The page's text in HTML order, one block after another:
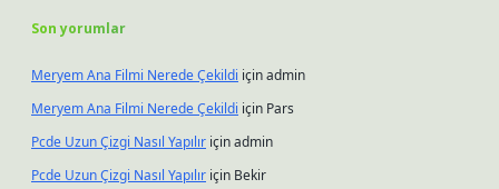
Son yorumlar
Meryem Ana Filmi Nerede Çekildi içinadmin
Meryem Ana Filmi Nerede Çekildi için Pars
Pcde Uzun Çizgi Nasıl Yapılır içinadmin
Pcde Uzun Çizgi Nasıl Yapılır için Bekir